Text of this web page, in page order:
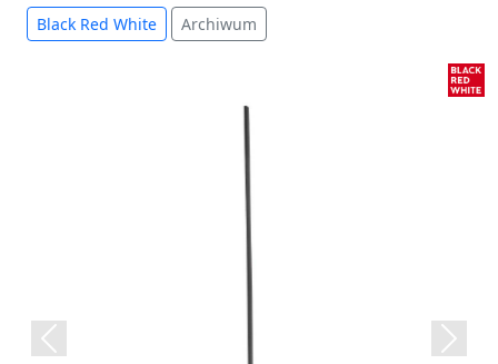
Black Red White Archiwum
Previous Next